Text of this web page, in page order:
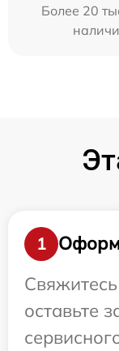
Более 20
1
оставьте